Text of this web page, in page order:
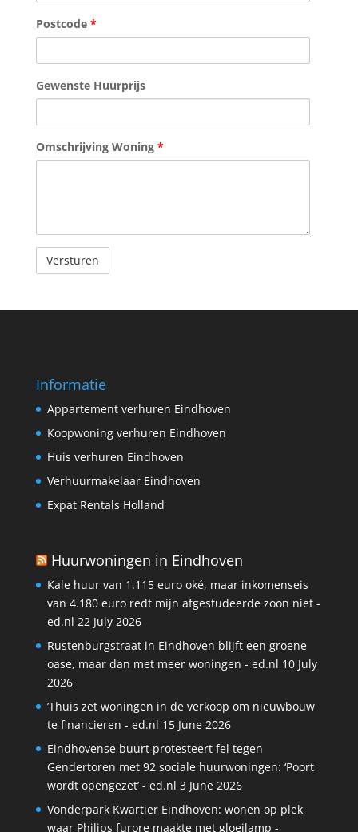
Postcode *
Gewenste Huurprijs
Omschrijving Woning *
Informatie
Appartement verhuren Eindhoven
Koopwoning verhuren Eindhoven
Huis verhuren Eindhoven
Verhuurmakelaar Eindhoven
Expat Rentals Holland
Huurwoningen in Eindhoven
Kale huur van 1.115 euro oké, maar inkomenseis
van 4.180 euro redt mijn afgestudeerde zoon niet -
ed.nl 22 July 2026
Rustenburgstraat in Eindhoven blijft een groene
oase, maar dan met meer woningen - ed.nl 10 July
2026
’Thuis zet woningen in de verkoop om nieuwbouw
te financieren - ed.nl 15 June 2026
Eindhovense buurt protesteert fel tegen
Gendertoren met 92 sociale huurwoningen: ‘Poort
wordt opengezet’ - ed.nl 3 June 2026
Vonderpark Kwartier Eindhoven: wonen op plek
waar Philips furore maakte met gloeilamp -